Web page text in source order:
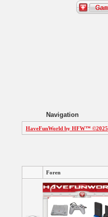
Navigation
HaveFunWorld by HFW™ ©2025
Foren